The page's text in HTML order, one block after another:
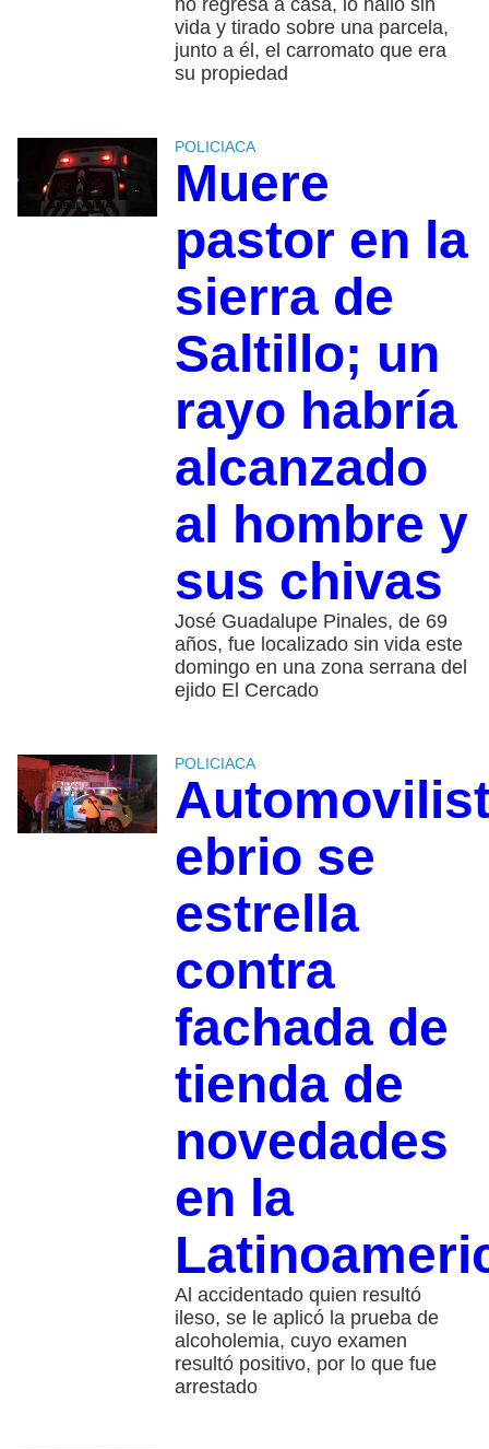
vida y tirado sobre una parcela,
junto a él, el carromato que era
su propiedad
POLICIACA
Muere
pastor en la
sierra de
Saltillo; un
rayo habría
alcanzado
al hombre y
sus chivas
José Guadalupe Pinales, de 69
años, fue localizado sin vida este
domingo en una zona serrana del
ejido El Cercado
POLICIACA
ebrio se
estrella
contra
fachada de
tienda de
novedades
en la
Al accidentado quien resultó
ileso, se le aplicó la prueba de
alcoholemia, cuyo examen
resultó positivo, por lo que fue
arrestado